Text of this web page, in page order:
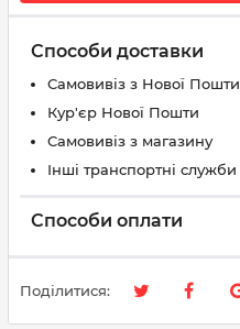
Способи доставки
Самовивіз з Нової Пошти
Кур'єр Нової Пошти
Самовивіз з магазину
Інші транспортні служби
Способи оплати
Поділитися: